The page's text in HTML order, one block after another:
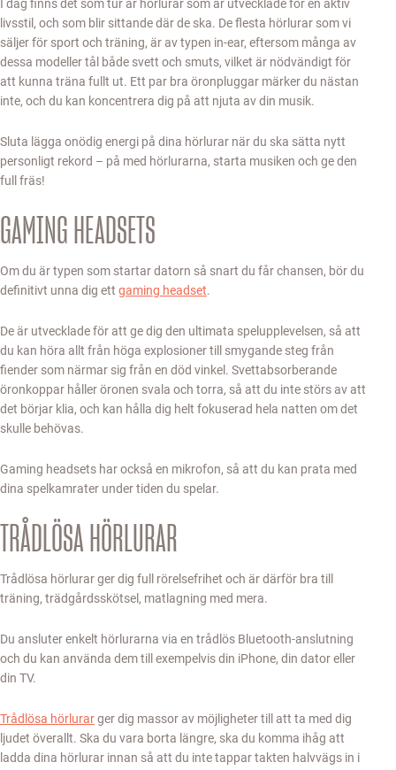
I dag finns det som tur är hörlurar som är utvecklade för en aktiv
livsstil, och som blir sittande där de ska. De flesta hörlurar som vi
säljer för sport och träning, är av typen in-ear, eftersom många av
dessa modeller tål både svett och smuts, vilket är nödvändigt för
att kunna träna fullt ut. Ett par bra öronpluggar märker du nästan
inte, och du kan koncentrera dig på att njuta av din musik.
Sluta lägga onödig energi på dina hörlurar när du ska sätta nytt
personligt rekord – på med hörlurarna, starta musiken och ge den
full fräs!
GAMING HEADSETS
Om du är typen som startar datorn så snart du får chansen, bör du
definitivt unna dig ett gaming headset.
De är utvecklade för att ge dig den ultimata spelupplevelsen, så att
du kan höra allt från höga explosioner till smygande steg från
fiender som närmar sig från en död vinkel. Svettabsorberande
öronkoppar håller öronen svala och torra, så att du inte störs av att
det börjar klia, och kan hålla dig helt fokuserad hela natten om det
skulle behövas.
Gaming headsets har också en mikrofon, så att du kan prata med
dina spelkamrater under tiden du spelar.
TRÅDLÖSA HÖRLURAR
Trådlösa hörlurar ger dig full rörelsefrihet och är därför bra till
träning, trädgårdsskötsel, matlagning med mera.
Du ansluter enkelt hörlurarna via en trådlös Bluetooth-anslutning
och du kan använda dem till exempelvis din iPhone, din dator eller
din TV.
Trådlösa hörlurarger dig massor av möjligheter till att ta med dig
ljudet överallt. Ska du vara borta längre, ska du komma ihåg att
ladda dina hörlurar innan så att du inte tappar takten halvvägs in i